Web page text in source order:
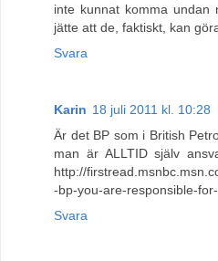
inte kunnat komma
jätte att de, faktiskt, kan
Svara
Karin 18 juli 2011 kl. 10:28
Är det BP som i British
man är ALLTID själv
http://
-bp-you-are-responsible-
Svara